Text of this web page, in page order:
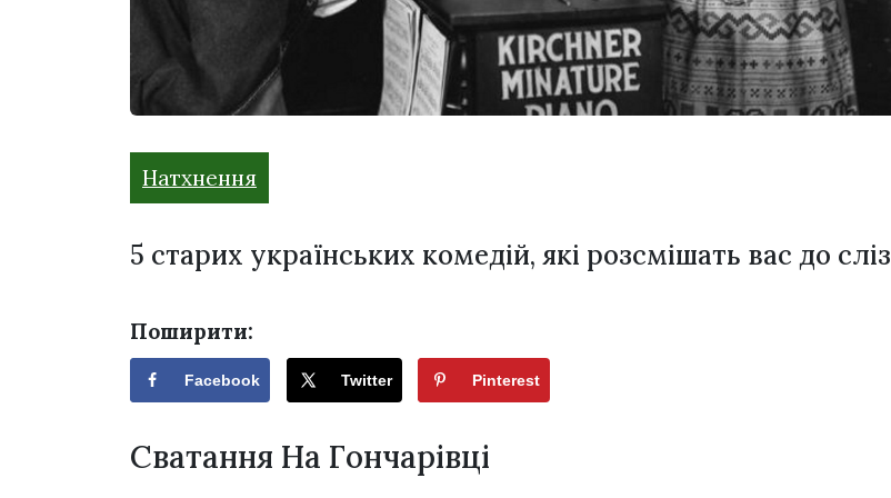
Натхнення
5 старих українських комедій, які розсмішать вас до сліз
Поширити:
Facebook Twitter Pinterest
Сватання На Гончарівці